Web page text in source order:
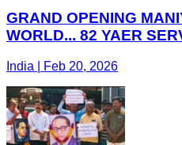
GRAND OPENING
WORLD... 82 YAER
India | Feb 20, 2026